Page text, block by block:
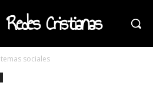
Redes Cristianas
temas sociales